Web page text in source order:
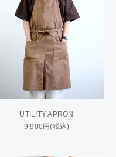
UTILITY APRON
9,900円(税込)